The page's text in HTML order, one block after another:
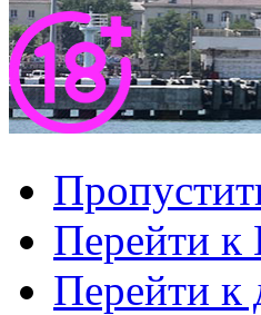
Перейти к
Перейти к